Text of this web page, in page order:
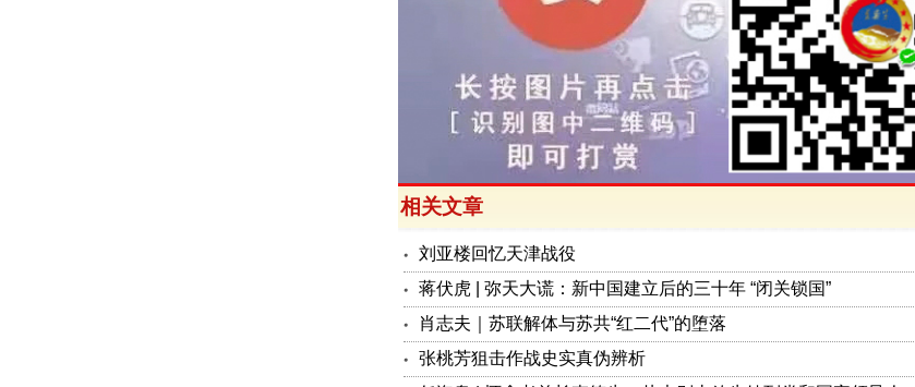
相关文章
刘亚楼回忆天津战役
蒋伏虎 | 弥天大谎：新中国建立后的三十年 “闭关锁国”
肖志夫｜苏联解体与苏共“红二代”的堕落
张桃芳狙击作战史实真伪辨析